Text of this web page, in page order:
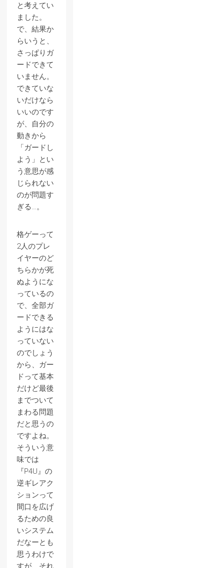
と考えてい
ました。
で、結果か
らいうと、
さっぱりガ
ードできて
いません。
できていな
いだけなら
いいのです
が、自分の
動きから
「ガードし
よう」とい
う意思が感
じられない
のが問題す
ぎる…。
格ゲーって
2人のプレ
イヤーのど
ちらかが死
ぬようにな
っているの
で、全部ガ
ードできる
ようにはな
っていない
のでしょう
から、ガー
ドって基本
だけど最後
までついて
まわる問題
だと思うの
ですよね。
そういう意
味では
『P4U』の
逆ギレアク
ションって
間口を広げ
るための良
いシステム
だなーとも
思うわけで
すが、それ